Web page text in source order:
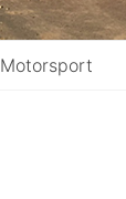
Motorsport